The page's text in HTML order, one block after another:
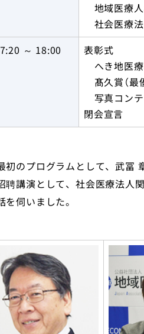
地域医療
社会医療
～ 18:00
表彰式
へき地医
髙久賞（
写真コン
閉会宣言
初のプログラムとして、武冨
聘講演として、社会医療法人
を伺いました。